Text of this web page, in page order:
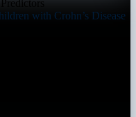
with Crohn’s Disease